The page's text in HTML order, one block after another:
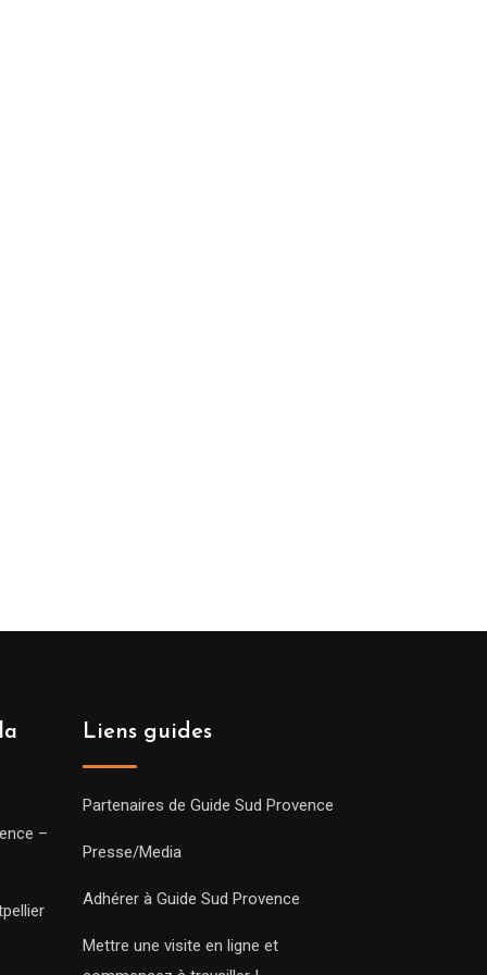
–
Liens guides
Partenaires de Guide Sud Provence
Presse/Media
Adhérer à Guide Sud Provence
Mettre une visite en ligne et